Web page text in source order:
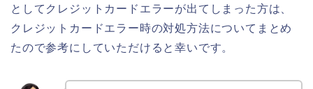
としてクレジットカードエラーが出てしまった方は、
クレジットカードエラー時の対処方法についてまとめ
たので参考にしていただけると幸いです。